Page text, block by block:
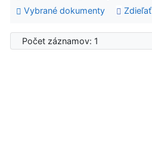
Vybrané dokumenty
Zdieľať
Počet záznamov: 1